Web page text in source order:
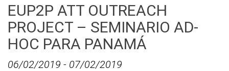
EUP2P ATT OUTREACH
PROJECT – SEMINARIO AD-
HOC PARA PANAMÁ
06/02/2019 - 07/02/2019